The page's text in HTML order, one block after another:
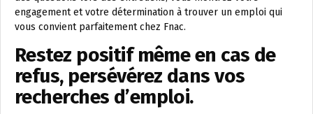
engagement et votre détermination à trouver un emploi qui
vous convient parfaitement chez Fnac.
Restez positif même en cas de
refus, persévérez dans vos
recherches d’emploi.